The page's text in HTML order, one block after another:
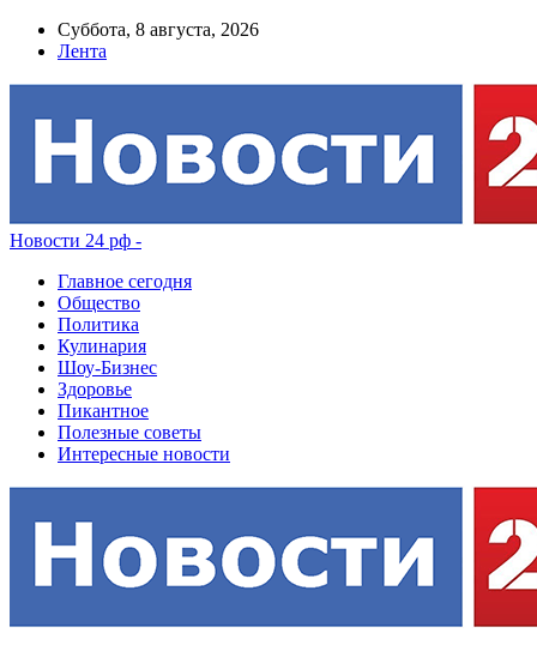
Суббота, 8 августа, 2026
Лента
Новости 24 рф -
Главное сегодня
Общество
Политика
Кулинария
Шоу-Бизнес
Здоровье
Пикантное
Полезные советы
Интересные новости